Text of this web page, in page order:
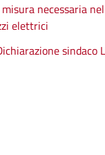
necessaria
elettrici
sindaco